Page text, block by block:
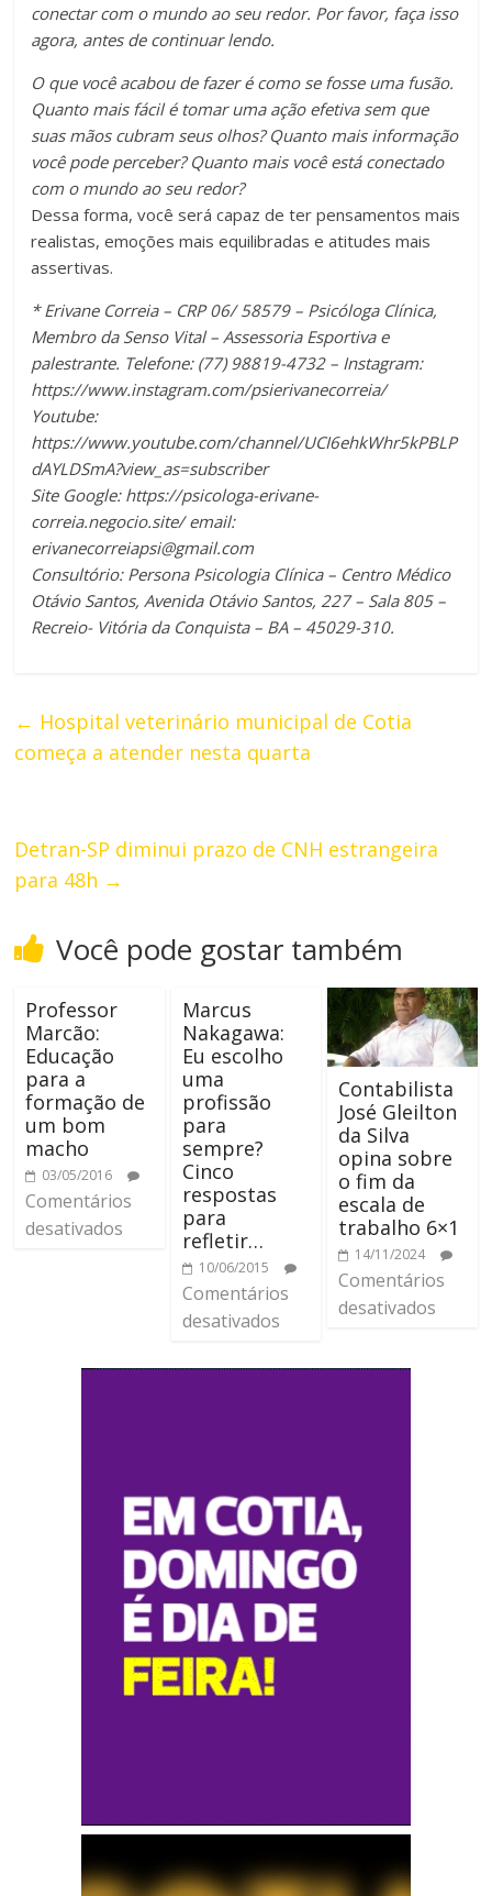
conectar com o mundo ao seu redor. Por favor, faça isso
agora, antes de continuar lendo.
O que você acabou de fazer é como se fosse uma fusão.
Quanto mais fácil é tomar uma ação efetiva sem que
suas mãos cubram seus olhos? Quanto mais informação
você pode perceber? Quanto mais você está conectado
com o mundo ao seu redor?
Dessa forma, você será capaz de ter pensamentos mais
realistas, emoções mais equilibradas e atitudes mais
assertivas.
* Erivane Correia – CRP 06/ 58579 – Psicóloga Clínica,
Membro da Senso Vital – Assessoria Esportiva e
palestrante. Telefone: (77) 98819-4732 – Instagram:
https://www.instagram.com/psierivanecorreia/
Youtube:
https://www.youtube.com/channel/UCI6ehkWhr5kPBLP
dAYLDSmA?view_as=subscriber
Site Google: https://psicologa-erivane-
correia.negocio.site/ email:
erivanecorreiapsi@gmail.com
Consultório: Persona Psicologia Clínica – Centro Médico
Otávio Santos, Avenida Otávio Santos, 227 – Sala 805 –
Recreio- Vitória da Conquista – BA – 45029-310.
← Hospital veterinário municipal de Cotia
começa a atender nesta quarta
Detran-SP diminui prazo de CNH estrangeira
para 48h →
Você pode gostar também
Professor
Marcão:
Educação
para a
formação de
um bom
macho
03/05/2016
Comentários
desativados
Marcus
Nakagawa:
Eu escolho
uma
profissão
para
sempre?
Cinco
respostas
para
refletir…
10/06/2015
Comentários
desativados
Contabilista
José Gleilton
da Silva
opina sobre
o fim da
escala de
trabalho 6×1
14/11/2024
Comentários
desativados